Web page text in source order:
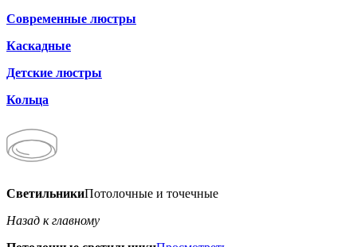
Современные люстры
Каскадные
Детские люстры
Кольца
СветильникиПотолочные и точечные
Назад к главному